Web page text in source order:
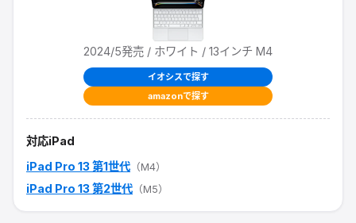
2024/5発売 / ホワイト / 13インチ M4
イオシスで探す
amazonで探す
対応iPad
iPad Pro 13 第1世代 （M4）
iPad Pro 13 第2世代 （M5）